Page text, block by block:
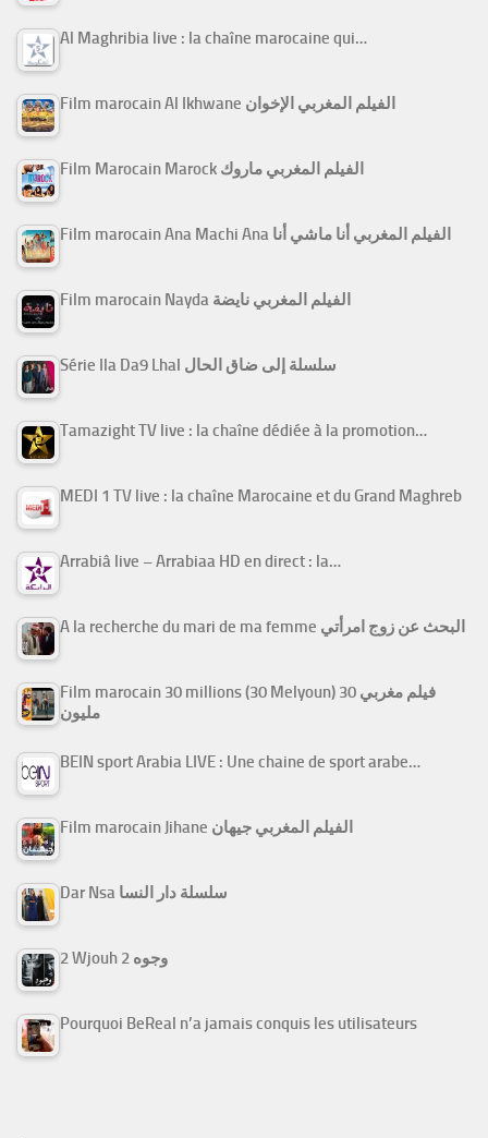
Al Maghribia live : la chaîne marocaine qui…
Film marocain Al Ikhwane الفيلم المغربي الإخوان
Film Marocain Marock الفيلم المغربي ماروك
Film marocain Ana Machi Ana الفيلم المغربي أنا ماشي أنا
Film marocain Nayda الفيلم المغربي نايضة
Série Ila Da9 Lhal سلسلة إلى ضاق الحال
Tamazight TV live : la chaîne dédiée à la promotion…
MEDI 1 TV live : la chaîne Marocaine et du Grand Maghreb
Arrabiâ live – Arrabiaa HD en direct : la…
A la recherche du mari de ma femme البحث عن زوج امرأتي
Film marocain 30 millions (30 Melyoun) فيلم مغربي 30
مليون
BEIN sport Arabia LIVE : Une chaine de sport arabe…
Film marocain Jihane الفيلم المغربي جيهان
Dar Nsa سلسلة دار النسا
2 Wjouh 2 وجوه
Pourquoi BeReal n’a jamais conquis les utilisateurs